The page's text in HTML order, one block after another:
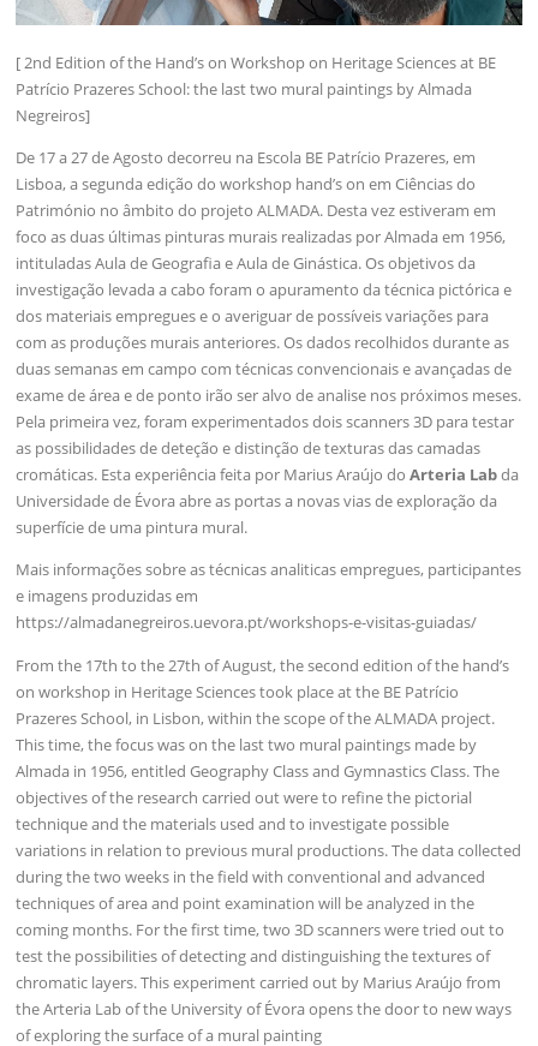
[ 2nd Edition of the Hand’s on Workshop on Heritage Sciences at BE
Patrício Prazeres School: the last two mural paintings by Almada
Negreiros]
De 17 a 27 de Agosto decorreu na Escola BE Patrício Prazeres, em
Lisboa, a segunda edição do workshop hand’s on em Ciências do
Património no âmbito do projeto ALMADA. Desta vez estiveram em
foco as duas últimas pinturas murais realizadas por Almada em 1956,
intituladas Aula de Geografia e Aula de Ginástica. Os objetivos da
investigação levada a cabo foram o apuramento da técnica pictórica e
dos materiais empregues e o averiguar de possíveis variações para
com as produções murais anteriores. Os dados recolhidos durante as
duas semanas em campo com técnicas convencionais e avançadas de
exame de área e de ponto irão ser alvo de analise nos próximos meses.
Pela primeira vez, foram experimentados dois scanners 3D para testar
as possibilidades de deteção e distinção de texturas das camadas
cromáticas. Esta experiência feita por Marius Araújo doArteria Labda
Universidade de Évora abre as portas a novas vias de exploração da
superfície de uma pintura mural.
Mais informações sobre as técnicas analiticas empregues, participantes
e imagens produzidas em
https://almadanegreiros.uevora.pt/workshops-e-visitas-guiadas/
From the 17th to the 27th of August, the second edition of the hand’s
on workshop in Heritage Sciences took place at the BE Patrício
Prazeres School, in Lisbon, within the scope of the ALMADA project.
This time, the focus was on the last two mural paintings made by
Almada in 1956, entitled Geography Class and Gymnastics Class. The
objectives of the research carried out were to refine the pictorial
technique and the materials used and to investigate possible
variations in relation to previous mural productions. The data collected
during the two weeks in the field with conventional and advanced
techniques of area and point examination will be analyzed in the
coming months. For the first time, two 3D scanners were tried out to
test the possibilities of detecting and distinguishing the textures of
chromatic layers. This experiment carried out by Marius Araújo from
the Arteria Lab of the University of Évora opens the door to new ways
of exploring the surface of a mural painting